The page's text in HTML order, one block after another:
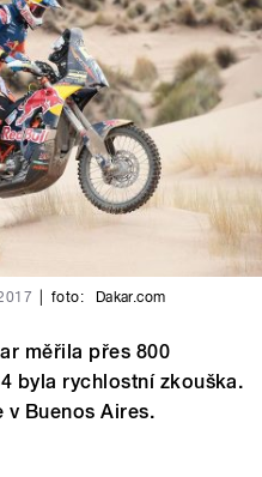
foto: Dakar.com
měřila přes 800
byla rychlostní zkouška.
v Buenos Aires.